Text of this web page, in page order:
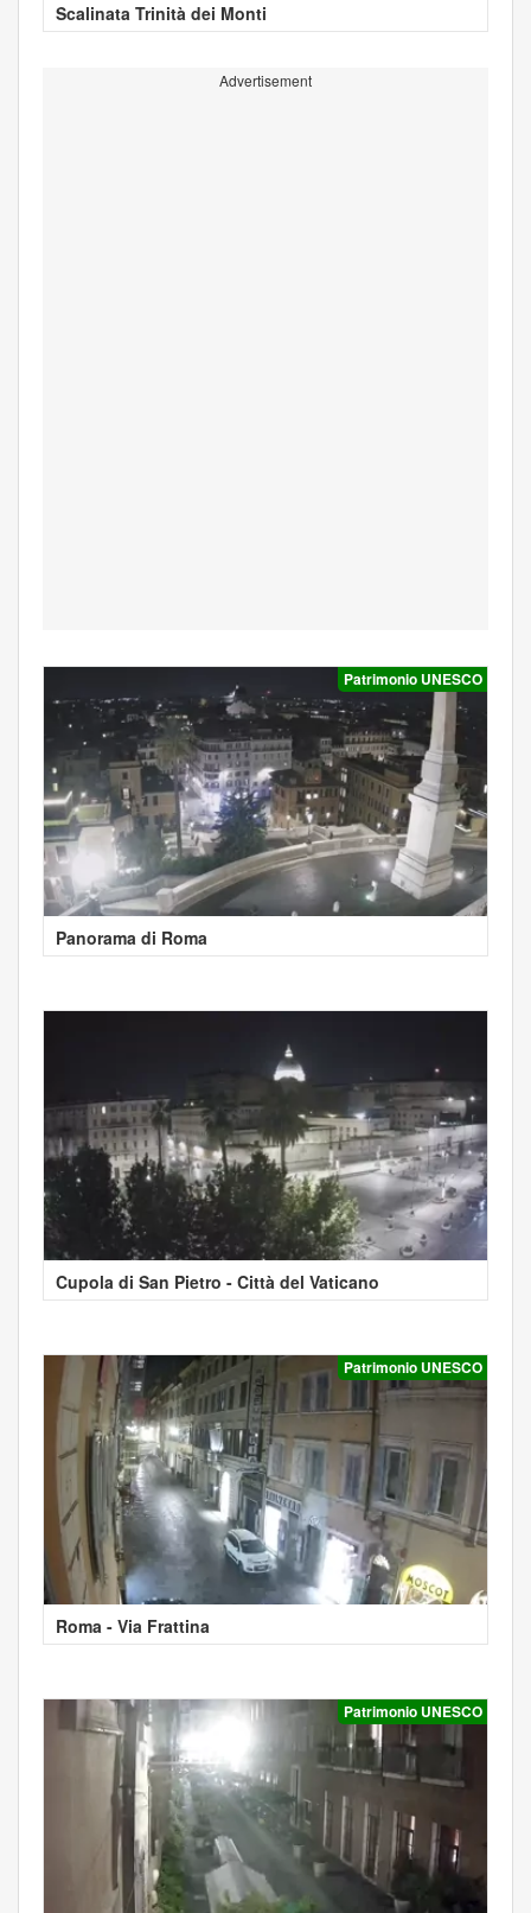
Scalinata Trinità dei Monti
Advertisement
Patrimonio UNESCO
Panorama di Roma
Cupola di San Pietro - Città del Vaticano
Patrimonio UNESCO
Roma - Via Frattina
Patrimonio UNESCO